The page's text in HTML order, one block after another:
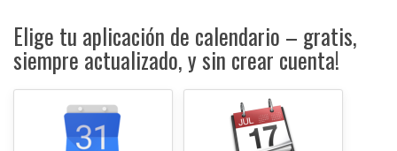
Elige tu aplicación de calendario – gratis,
siempre actualizado, y sin crear cuenta!